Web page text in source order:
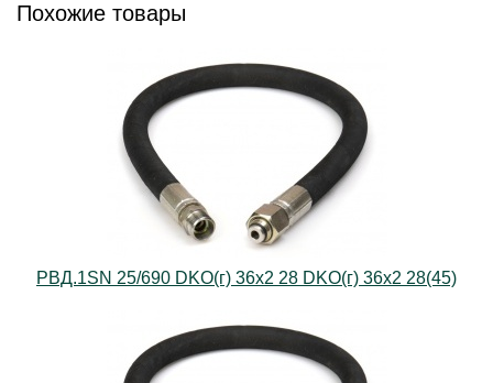
Похожие товары
РВД.1SN 25/690 DKO(г) 36х2 28 DKO(г) 36х2 28(45)